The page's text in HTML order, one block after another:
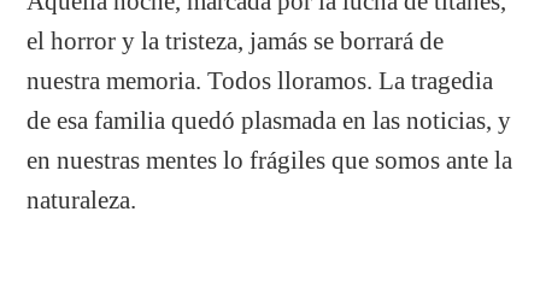
el horror y la tristeza, jamás se borrará de
nuestra memoria. Todos lloramos. La tragedia
de esa familia quedó plasmada en las noticias, y
en nuestras mentes lo frágiles que somos ante la
naturaleza.